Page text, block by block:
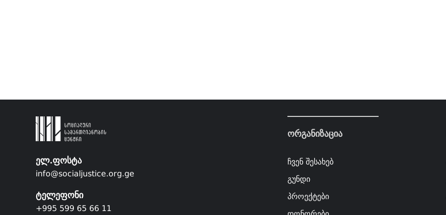
ელ.ფოსტა
info@socialjustice.org.ge
ტელეფონი
+995 599 65 66 11
ორგანიზაცია
ჩვენ შესახებ
გუნდი
პროექტები